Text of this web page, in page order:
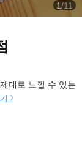
1/11
대로 느낄 수 있는